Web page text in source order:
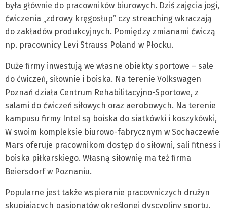
była głównie do pracowników biurowych. Dziś zajęcia jogi,
ćwiczenia „zdrowy kręgosłup” czy streaching wkraczają
do zakładów produkcyjnych. Pomiędzy zmianami ćwiczą
np. pracownicy Levi Strauss Poland w Płocku.
Duże firmy inwestują we własne obiekty sportowe – sale
do ćwiczeń, siłownie i boiska. Na terenie Volkswagen
Poznań działa Centrum Rehabilitacyjno-Sportowe, z
salami do ćwiczeń siłowych oraz aerobowych. Na terenie
kampusu firmy Intel są boiska do siatkówki i koszykówki,
W swoim kompleksie biurowo-fabrycznym w Sochaczewie
Mars oferuje pracownikom dostęp do siłowni, sali fitness i
boiska piłkarskiego. Własną siłownię ma też firma
Beiersdorf w Poznaniu.
Popularne jest także wspieranie pracowniczych drużyn
skupiających pasjonatów określonej dyscypliny sportu.